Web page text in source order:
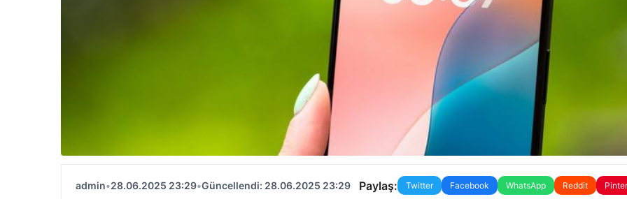
admin•28.06.2025 23:29•Güncellendi: 28.06.2025 23:29 Paylaş: Twitter Facebook WhatsApp Reddit